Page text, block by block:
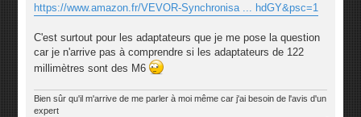
https://www.amazon.fr/VEVOR-Synchronisa ... hdGY&psc=1
C'est surtout pour les adaptateurs que je me pose la question
car je n'arrive pas à comprendre si les adaptateurs de 122
millimètres sont des M6
Bien sûr qu'il m'arrive de me parler à moi même car j'ai besoin de l'avis d'un
expert